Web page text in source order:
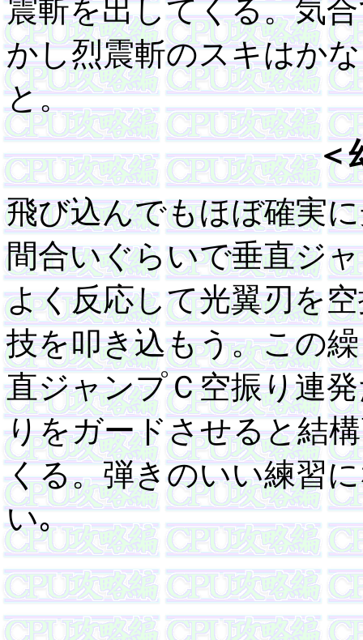
震斬を出してくる。気
かし烈震斬のスキはか
と。
＜
飛び込んでもほぼ確実
間合いぐらいで垂直ジ
よく反応して光翼刃を
技を叩き込もう。この
直ジャンプＣ空振り連
りをガードさせると結
くる。弾きのいい練習
い｡